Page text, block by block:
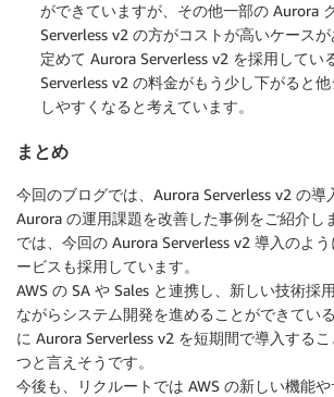
ができていますが、その他一部の Aurora
Serverless v2 の方がコストが高いケース
定めて Aurora Serverless v2 を採用してい
Serverless v2 の料金がもう少し下がると
しやすくなると考えています。
まとめ
今回のブログでは、Aurora Serverless v2 の導
Aurora の運用課題を改善した事例をご紹介し
では、今回の Aurora Serverless v2 導入のよ
ービスも採用しています。
AWS の SA や Sales と連携し、新しい技術採
ながらシステム開発を進めることができてい
に Aurora Serverless v2 を短期間で導入する
つと言えそうです。
今後も、リクルートでは AWS の新しい機能